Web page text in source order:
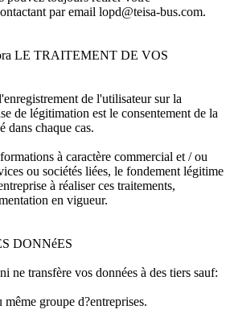
par email lopd@teisa-bus.com.
LE TRAITEMENT DE VOS
de l'utilisateur sur la
de légitimation est le consentement de la
dans chaque cas.
à caractère commercial et / ou
ou sociétés liées, le fondement légitime
à réaliser ces traitements,
en vigueur.
DONNéES
ne transfère vos données à des tiers sauf:
même groupe d?entreprises.